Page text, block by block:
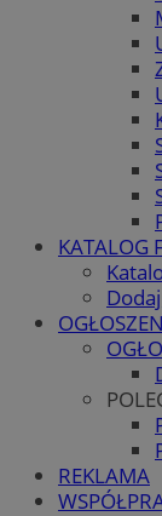
KATALOG
REKLAMA